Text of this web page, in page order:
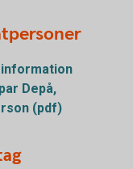
Depå,
(pdf)